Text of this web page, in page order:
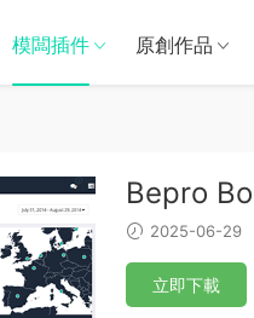
模闆插件 原創作品
Bepro
2025-06-29
立即下載